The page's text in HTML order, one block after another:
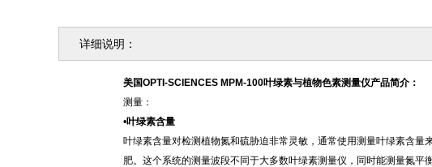
详细说明：
美国OPTI-SCIENCES MPM-100叶绿素与植物色素测量仪产品简介：
测量：
•叶绿素含量
叶绿素含量对检测植物氮和硫胁迫非常灵敏，通常使用测量叶绿素含
肥。这个系统的测量波段不同于大多数叶绿素测量仪，同时能测量氮平衡